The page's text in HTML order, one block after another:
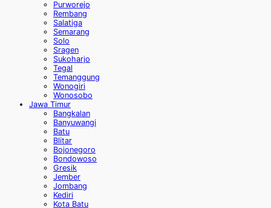
Purworejo
Rembang
Salatiga
Semarang
Solo
Sragen
Sukoharjo
Tegal
Temanggung
Wonogiri
Wonosobo
Jawa Timur
Bangkalan
Banyuwangi
Batu
Blitar
Bojonegoro
Bondowoso
Gresik
Jember
Jombang
Kediri
Kota Batu